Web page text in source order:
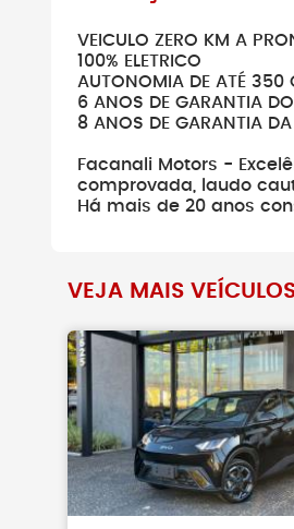
VEICULO ZERO KM A
100% ELETRICO
AUTONOMIA DE ATÉ 350
6 ANOS DE GARANTIA
8 ANOS DE GARANTIA DA
Facanali Motors -
comprovada, laudo
Há mais de 20 anos
VEJA MAIS